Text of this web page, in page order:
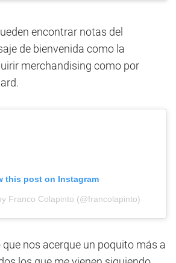
encontrar notas del
de bienvenida como la
merchandising como por
this post on Instagram
Franco Colapinto (@francolapinto)
que nos acerque un poquito más a